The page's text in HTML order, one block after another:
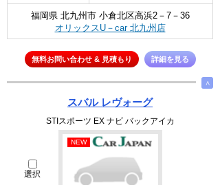
福岡県 北九州市 小倉北区高浜2－7－36
オリックスU－car 北九州店
無料お問い合わせ & 見積もり 詳細を見る
∧
スバル レヴォーグ
STIスポーツ EX ナビ バックアイカ
選択
NEW